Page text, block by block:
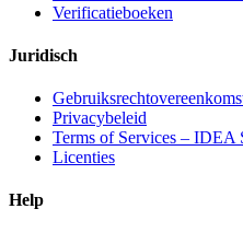
Verificatieboeken
Juridisch
Privacybeleid
Terms of Services – IDEA
Licenties
Help